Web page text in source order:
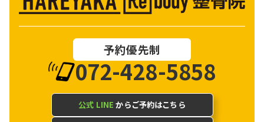
予約優先制
072-428-5858
公式 LINE からご予約はこちら